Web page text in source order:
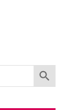
Search Button